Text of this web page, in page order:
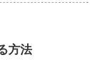
方法